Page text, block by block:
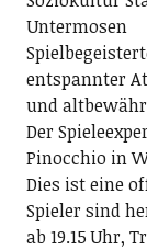
Untermosen
entspannter
und
Der
Pinocchio in
Dies ist eine
Spieler sind
ab 19.15 Uhr,